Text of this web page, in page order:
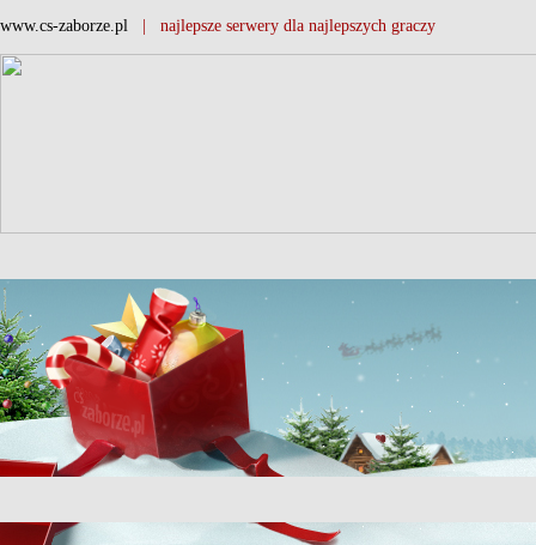
www.cs-zaborze.pl | najlepsze serwery dla najlepszych graczy